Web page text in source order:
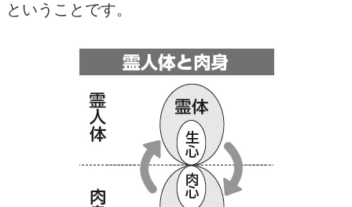
ということです。